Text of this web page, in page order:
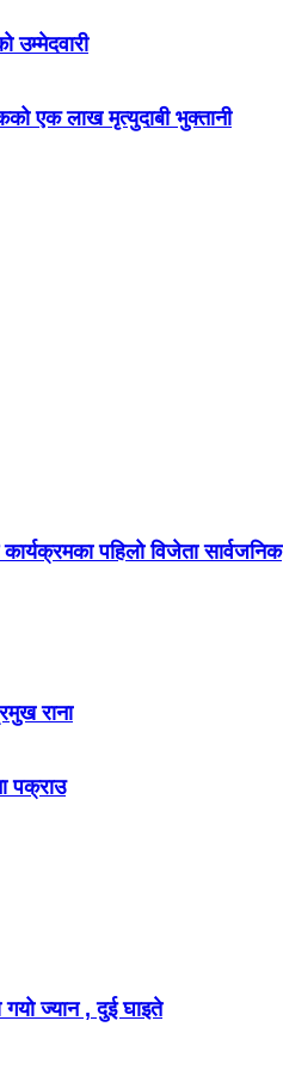
उम्मेदवारी
एक लाख मृत्युदाबी भुक्तानी
पहिलो विजेता सार्वजनिक
राना
पक्राउ
गयो ज्यान , दुई घाइते